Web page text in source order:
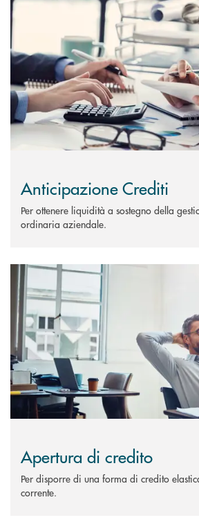
Anticipazione Crediti
Per ottenere liquidità a sostegno della
ordinaria aziendale.
Scopri di più Apertura di credito
Apertura di credito
Per disporre di una forma di credito
corrente.